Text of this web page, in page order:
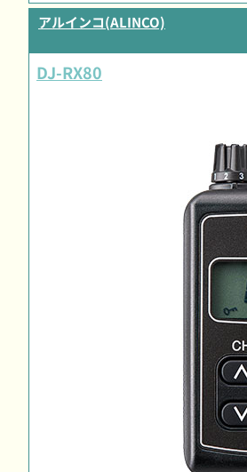
アルインコ(ALINCO)
DJ-RX80